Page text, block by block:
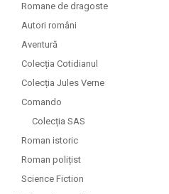
Romane de dragoste
Autori români
Aventură
Colecția Cotidianul
Colecția Jules Verne
Comando
Colecția SAS
Roman istoric
Roman polițist
Science Fiction